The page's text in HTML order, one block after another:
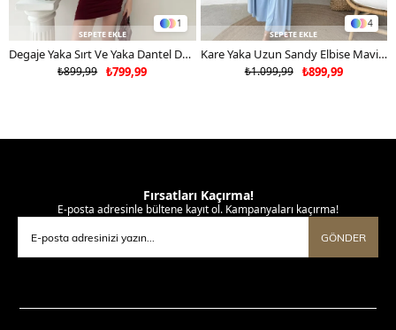
1
SEPETE EKLE
Degaje Yaka Sırt Ve Yaka Dantel Detay Mini Sandy Elbise Bordo 2104
₺799,99
₺899,99
4
SEPETE EKLE
Kare Yaka Uzun Sandy Elbise Mavi 2102
₺899,99
₺1.099,99
Fırsatları Kaçırma!
E-posta adresinle bültene kayıt ol. Kampanyaları kaçırma!
GÖNDER